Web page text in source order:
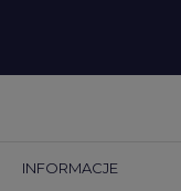
INFORMACJE